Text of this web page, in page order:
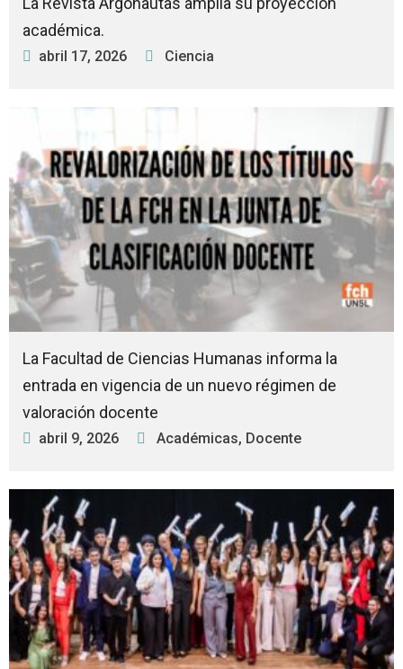
académica.
abril 17, 2026 Ciencia
La Facultad de Ciencias Humanas informa la
entrada en vigencia de un nuevo régimen de
valoración docente
abril 9, 2026 Académicas, Docente